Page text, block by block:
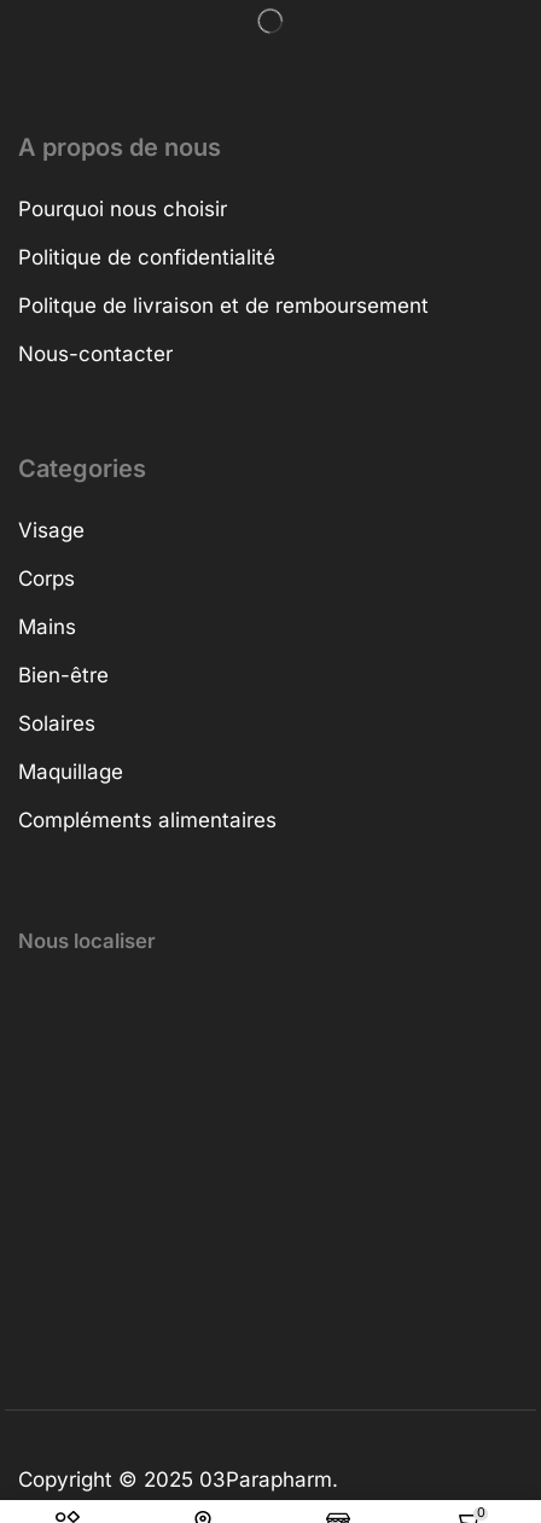
0
A propos de nous
Pourquoi nous choisir
Politique de confidentialité
Politque de livraison et de remboursement
Nous-contacter
Categories
Visage
Corps
Mains
Bien-être
Solaires
Maquillage
Compléments alimentaires
Nous localiser
Copyright © 2025 03Parapharm.